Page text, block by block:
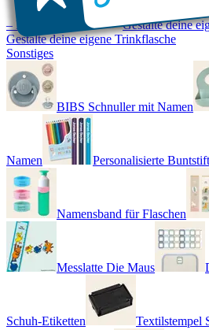
– Real World
Gestalte deine
Gestalte deine eigene Trinkflasche
Sonstiges
BIBS Schnuller mit Namen
Namen Personalisierte
Namensband für Flaschen
Messlatte Die Maus
Schuh-Etiketten Textilstempel